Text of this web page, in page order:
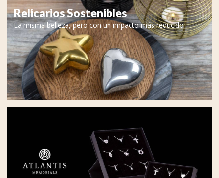
Relicarios Sostenibles
La misma belleza, pero con un impacto más reducido